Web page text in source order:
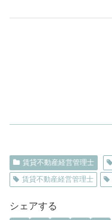
賃貸不動産経営管理士
賃貸不動産経営管理士
シェアする